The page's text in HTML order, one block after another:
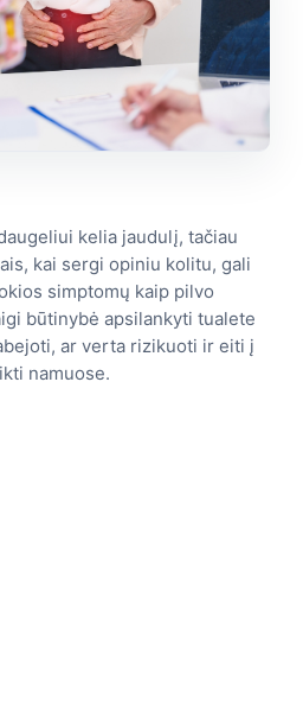
kelia jaudulį, tačiau
kai sergi opiniu kolitu, gali
simptomų kaip pilvo
būtinybė apsilankyti tualete
ar verta rizikuoti ir eiti į
namuose.